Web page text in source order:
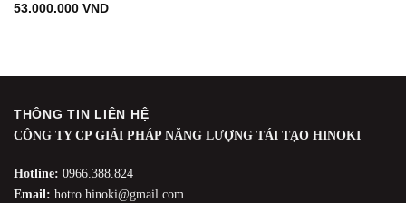
53.000.000 VND
THÔNG TIN LIÊN HỆ
CÔNG TY CP GIẢI PHÁP NĂNG LƯỢNG TÁI TẠO HINOKI
Hotline: 0966.388.824
Email: hotro.hinoki@gmail.com